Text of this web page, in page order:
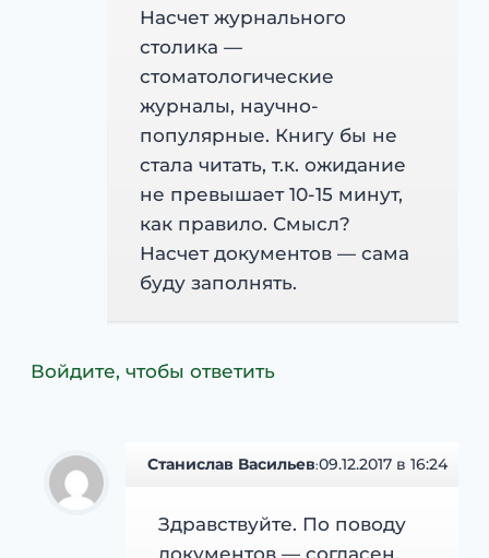
Насчет журнального
столика —
стоматологические
журналы, научно-
популярные. Книгу бы не
стала читать, т.к. ожидание
не превышает 10-15 минут,
как правило. Смысл?
Насчет документов — сама
буду заполнять.
Войдите, чтобы ответить
Станислав Васильев:09.12.2017 в 16:24
Здравствуйте. По поводу